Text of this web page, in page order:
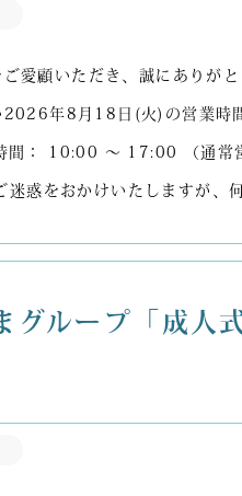
愛顧いただき、誠にありが
2026年8月18日(火)の営業時
間： 10:00 ～ 17:00 （通常
迷惑をおかけいたしますが、
グループ「成人